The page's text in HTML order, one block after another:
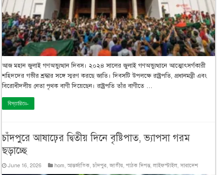
আজ মহান জুলাই গণঅভ্যুত্থান দিবস। ২০২৪ সালের জুলাই গণঅভ্যুত্থানে আত্মোৎসর্গকারী
শহিদদের গভীর শ্রদ্ধার সঙ্গে স্মরণ করছে জাতি। দিবসটি উপলক্ষে রাষ্ট্রপতি, প্রধানমন্ত্রী এবং
বিরোধীদলীয় নেতা পৃথক বাণী দিয়েছেন। রাষ্ট্রপতি তাঁর বাণীতে …
বিস্তারিতঃ-
চাঁদপুরে আষাঢ়ের দ্বিতীয় দিনে বৃষ্টিপাত, ভ্যাপসা গরম
ছড়াচ্ছে
June 16, 2026 hom ,আন্তর্জাতিক ,চাঁদপুর ,জাতীয় ,পাঠক দিগন্ত,লাইফস্টাইল ,সারাদেশ